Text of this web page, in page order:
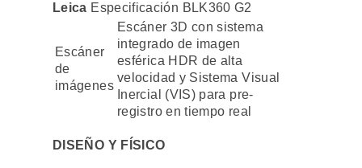
Leica Especificación BLK360 G2
Escáner
de
imágenes
Escáner 3D con sistema
integrado de imagen
esférica HDR de alta
velocidad y Sistema Visual
Inercial (VIS) para pre-
registro en tiempo real
DISEÑO Y FÍSICO